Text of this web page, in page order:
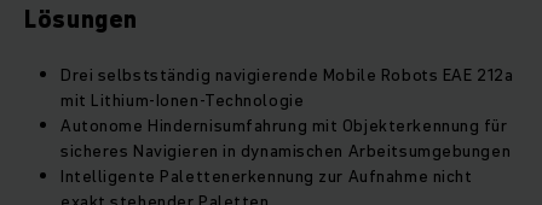
Lösungen
Drei selbstständig navigierende Mobile Robots EAE 212a
mit Lithium-Ionen-Technologie
Autonome Hindernisumfahrung mit Objekterkennung für
sicheres Navigieren in dynamischen Arbeitsumgebungen
Intelligente Palettenerkennung zur Aufnahme nicht